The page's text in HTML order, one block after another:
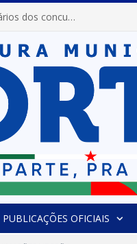
Prefeitura de Portel prorroga inscrições e altera horários dos concursos “Musa” e “Miss Mix Verão 2026”
PUBLICAÇÕES OFICIAIS